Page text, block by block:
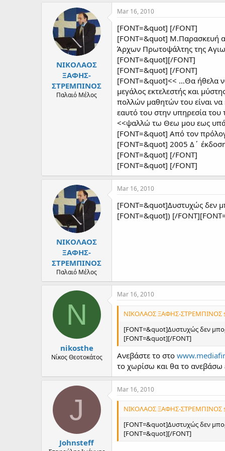
c
i
o
n
s
:
ΝΙΚΟΛΑΟΣ
ΞΑΦΗΣ-
ΣΤΡΕΜΠΙΝΟΣ
Παλαιό Μέλος
Mar 16, 2010
[FONT=&quot] [/FONT]
[FONT=&quot] Μ.Παρασκευή
Άρχων Πρωτοψάλτης της
[FONT=&quot][/FONT]
[FONT=&quot] [/FONT]
[FONT=&quot]<< …Θα ήθελα
μεγάλος εκτελεστής και
πολλών μαθητών του είναι να
εαυτό του στην υπηρεσία του
<<ψαλλώ τω Θεω μου εως
[FONT=&quot] Από τον
[FONT=&quot] 2005 Δ΄
[FONT=&quot] [/FONT]
[FONT=&quot] [/FONT]
ΝΙΚΟΛΑΟΣ
ΞΑΦΗΣ-
ΣΤΡΕΜΠΙΝΟΣ
Παλαιό Μέλος
Mar 16, 2010
[FONT=&quot]Δυστυχώς δεν
[FONT=&quot]) [/
N
nikosthe
Νίκος Θεοτοκάτος
Mar 16, 2010
ΝΙΚΟΛΑΟΣ ΞΑΦΗΣ-ΣΤΡΕΜΠΙΝΟΣ
[FONT=&quot]Δυστυχώς δεν
[FONT=&quot][/FONT]
Ανεβάστε το στο
το χωρίσω και θα το ανεβάσω
J
Johnsteff
Mar 16, 2010
ΝΙΚΟΛΑΟΣ ΞΑΦΗΣ-ΣΤΡΕΜΠΙΝΟΣ
[FONT=&quot]Δυστυχώς δεν
[FONT=&quot][/FONT]